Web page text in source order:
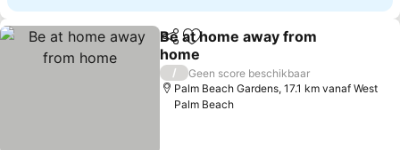
DelenToevoegen aan favorieten
Be at home away from
home
/
Geen score beschikbaar
Palm Beach Gardens, 17.1 km vanaf West
Palm Beach